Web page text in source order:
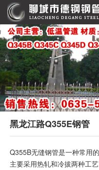
黑龙江路Q355E钢管
Q355B无缝钢管是一种常用
主要采用热轧和冷拔两种工